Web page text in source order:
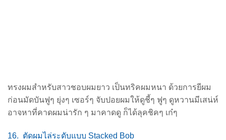
ทรงผมสำหรับสาวชอบผมยาว เป็นทริคผมหนา ด้วยการยีผม
ก่อนมัดบันฟูๆ ยุ่งๆ เซอร์ๆ จับปอยผมให้ดูชี้ๆ ฟูๆ ดูหวานมีเสน่ห์
อาจหาที่คาดผมน่ารัก ๆ มาคาดดู ก็ได้ลุคชิคๆ เก๋ๆ
16. ตัดผมไล่ระดับแบบ Stacked Bob